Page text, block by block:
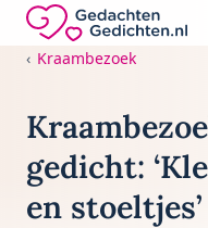
Direct naar de inhoud
Gedachten-
Kraambezoek
gedicht:
en stoeltjes’